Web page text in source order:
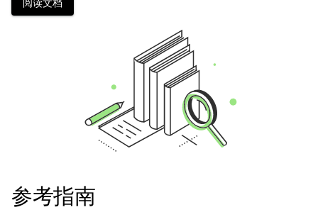
阅读文档
参考指南